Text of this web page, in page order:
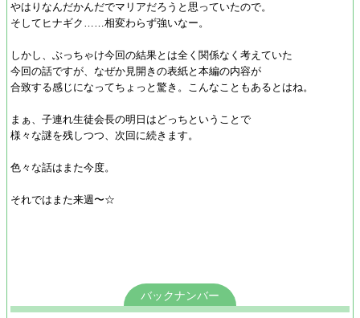
やはりなんだかんだでマリアだろうと思っていたので。
そしてヒナギク……相変わらず強いなー。
しかし、ぶっちゃけ今回の結果とは全く関係なく考えていた
今回の話ですが、なぜか見開きの表紙と本編の内容が
合致する感じになってちょっと驚き。こんなこともあるとはね。
まぁ、子連れ生徒会長の明日はどっちということで
様々な謎を残しつつ、次回に続きます。
色々な話はまた今度。
それではまた来週〜☆
バックナンバー